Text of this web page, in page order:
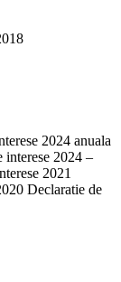
2024 anuala
interese 2024 –
2021
Declaratie de